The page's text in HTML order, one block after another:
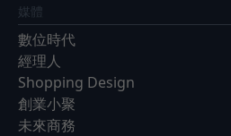
媒體
數位時代
經理人
Shopping Design
創業小聚
未來商務